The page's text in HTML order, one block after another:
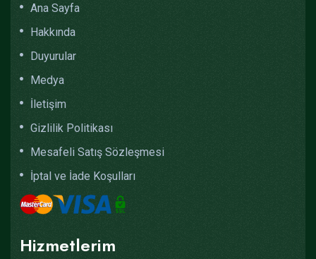
Ana Sayfa
Hakkında
Duyurular
Medya
İletişim
Gizlilik Politikası
Mesafeli Satış Sözleşmesi
İptal ve İade Koşulları
Hizmetlerim